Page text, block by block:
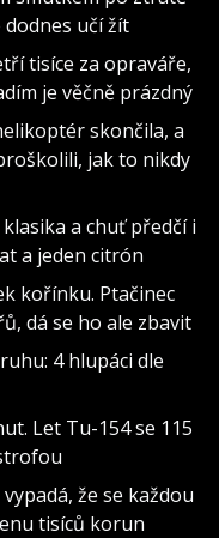
učí žít
tisíce za opraváře,
je věčně prázdný
skončila, a
jak to nikdy
a chuť předčí i
a jeden citrón
kořínku. Ptačinec
dá se ho ale zbavit
4 hlupáci dle
Let Tu-154 se 115
že se každou
tisíců korun